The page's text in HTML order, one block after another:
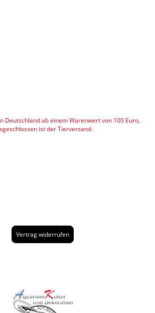
Deutschland ab einem Warenwert von 100 Euro,
ist der Tierversand.
Vertrag widerrufen